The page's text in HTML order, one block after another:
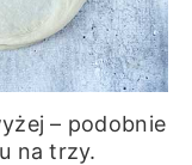
– podobnie
na trzy.